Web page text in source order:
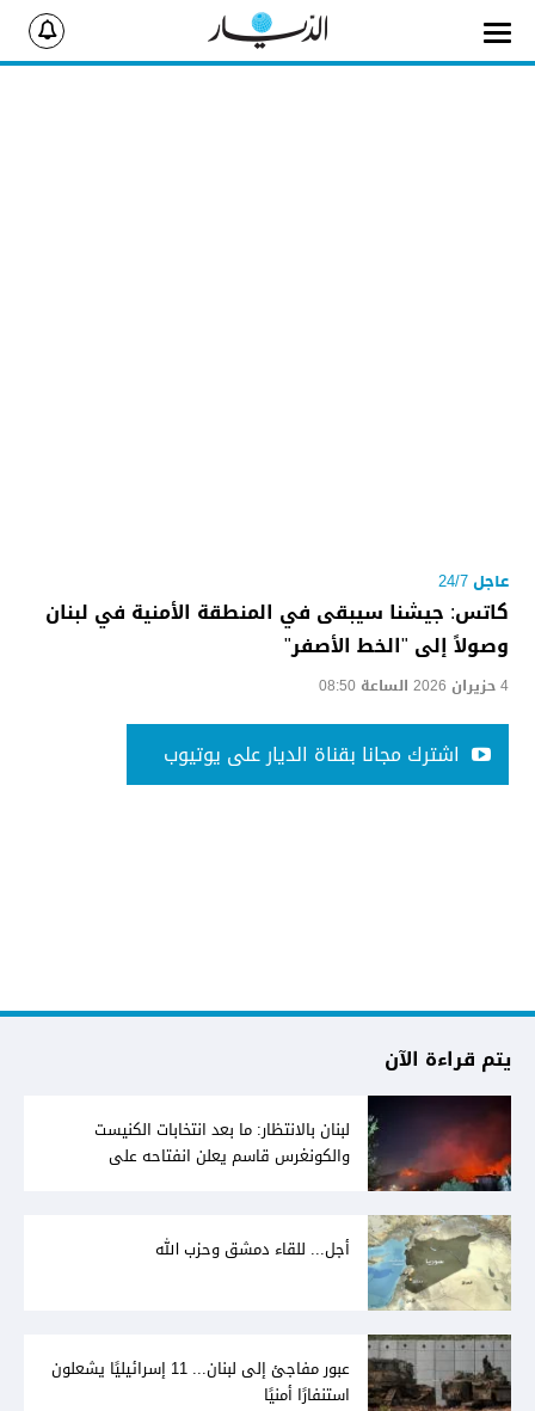
عاجل 24/7
كاتس: جيشنا سيبقى في المنطقة الأمنية في لبنان
وصولاً إلى "الخط الأصفر"
4 حزيران 2026 الساعة 08:50
اشترك مجانا بقناة الديار على يوتيوب
يتم قراءة الآن
لبنان بالانتظار: ما بعد انتخابات الكنيست
والكونغرس قاسم يعلن انفتاحه على
أجل... للقاء دمشق وحزب الله
عبور مفاجئ إلى لبنان... 11 إسرائيليًا يشعلون
استنفارًا أمنيًا